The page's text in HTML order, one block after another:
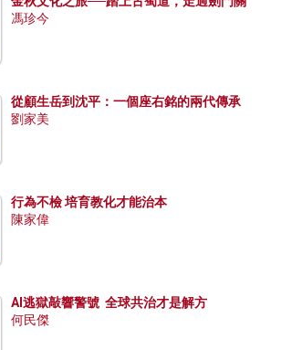
馮珍今
從顧生岳到沈平：一個座右銘的兩代傳承
劉家美
行為不檢 培育教化才能治本
陳家偉
AI逃獄敲響警號 全球共治才是解方
何民傑